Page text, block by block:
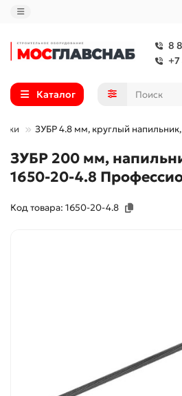
8
Каталог
ЗУБР 4.8 мм, круглый
ЗУБР 200 мм,
1650-20-4.8
Код товара: 1650-20-4.8